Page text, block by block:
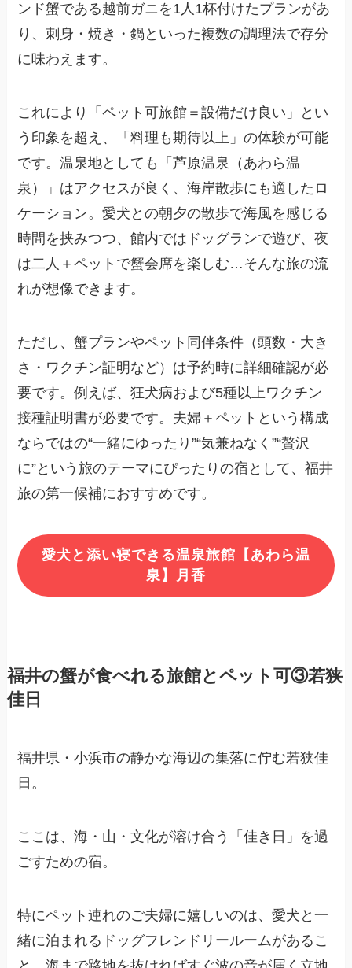
ンド蟹である越前ガニを1人1杯付けたプランがあ
り、刺身・焼き・鍋といった複数の調理法で存分
に味わえます。
これにより「ペット可旅館＝設備だけ良い」とい
う印象を超え、「料理も期待以上」の体験が可能
です。温泉地としても「芦原温泉（あわら温
泉）」はアクセスが良く、海岸散歩にも適したロ
ケーション。愛犬との朝夕の散歩で海風を感じる
時間を挟みつつ、館内ではドッグランで遊び、夜
は二人＋ペットで蟹会席を楽しむ…そんな旅の流
れが想像できます。
ただし、蟹プランやペット同伴条件（頭数・大き
さ・ワクチン証明など）は予約時に詳細確認が必
要です。例えば、狂犬病および5種以上ワクチン
接種証明書が必要です。夫婦＋ペットという構成
ならではの“一緒にゆったり”“気兼ねなく”“贅沢
に”という旅のテーマにぴったりの宿として、福井
旅の第一候補におすすめです。
愛犬と添い寝できる温泉旅館【あわら温
泉】月香
福井の蟹が食べれる旅館とペット可③若狭
佳日
福井県・小浜市の静かな海辺の集落に佇む若狭佳
日。
ここは、海・山・文化が溶け合う「佳き日」を過
ごすための宿。
特にペット連れのご夫婦に嬉しいのは、愛犬と一
緒に泊まれるドッグフレンドリールームがあるこ